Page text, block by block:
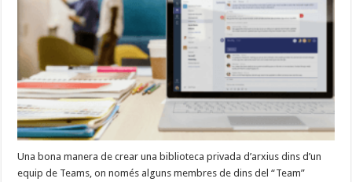
Una bona manera de crear una biblioteca privada d’arxius dins d’un
equip de Teams, on només alguns membres de dins del “Team”